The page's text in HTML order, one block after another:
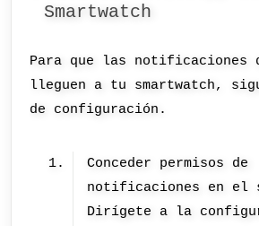
Smartwatch
Para que las notificaciones
lleguen a tu smartwatch,
de configuración.
Conceder permisos de
notificaciones en el
Dirígete a la